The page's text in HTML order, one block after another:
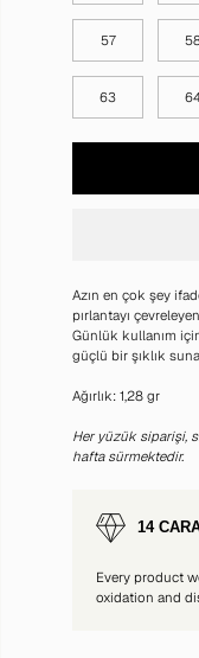
57
63
Azın en çok şey
pırlantayı
Günlük kullanım
güçlü bir şıklık
Ağırlık: 1,28 gr
Her yüzük siparişi,
hafta sürmektedir.
14
Every product
oxidation and